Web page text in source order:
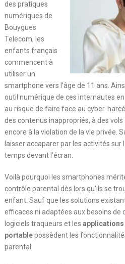
des pratiques
numériques de
Bouygues
Telecom, les
enfants français
commencent à
utiliser un
smartphone vers l’âge de 11 ans.
outil numérique de ces internautes
au risque de faire face au cyber-
des contenus inappropriés, à des
encore à la violation de la vie privée.
laisser accaparer par les activités
temps devant l’écran.
Voilà pourquoi les smartphones
contrôle parental dès lors qu’ils se
enfant. Sauf que les solutions
efficaces ni adaptées aux besoins de
logiciels traqueurs et les applications
portablepossèdent les
parental.